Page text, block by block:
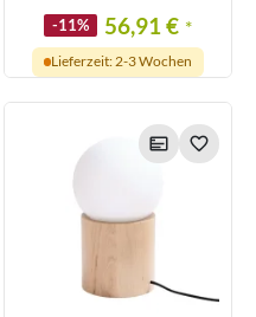
-11% 56,91 € *
Lieferzeit: 2-3 Wochen